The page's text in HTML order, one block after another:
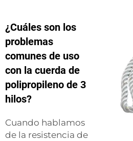
¿Cuáles son los
problemas
comunes de uso
con la cuerda de
polipropileno de 3
hilos?
Cuando hablamos
de la resistencia de